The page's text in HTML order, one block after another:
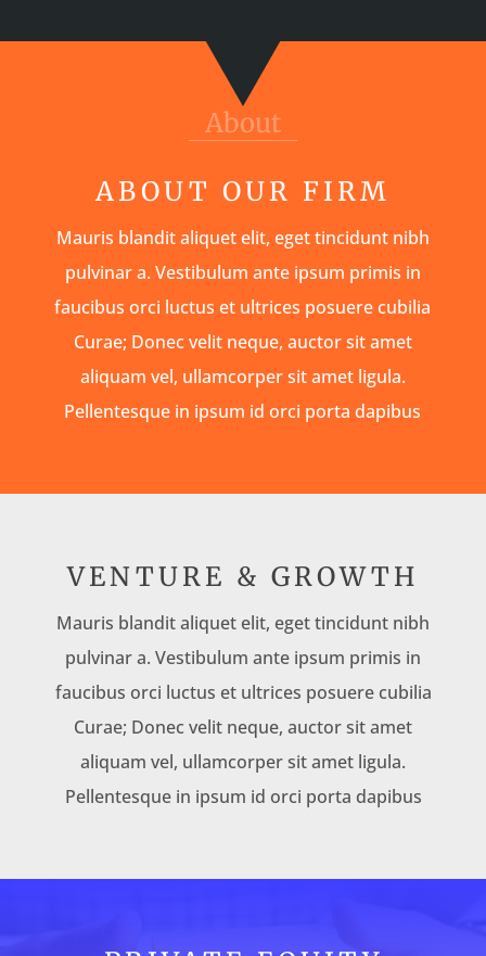
About
ABOUT OUR FIRM
Mauris blandit aliquet elit, eget tincidunt nibh
pulvinar a. Vestibulum ante ipsum primis in
faucibus orci luctus et ultrices posuere cubilia
Curae; Donec velit neque, auctor sit amet
aliquam vel, ullamcorper sit amet ligula.
Pellentesque in ipsum id orci porta dapibus
VENTURE & GROWTH
Mauris blandit aliquet elit, eget tincidunt nibh
pulvinar a. Vestibulum ante ipsum primis in
faucibus orci luctus et ultrices posuere cubilia
Curae; Donec velit neque, auctor sit amet
aliquam vel, ullamcorper sit amet ligula.
Pellentesque in ipsum id orci porta dapibus